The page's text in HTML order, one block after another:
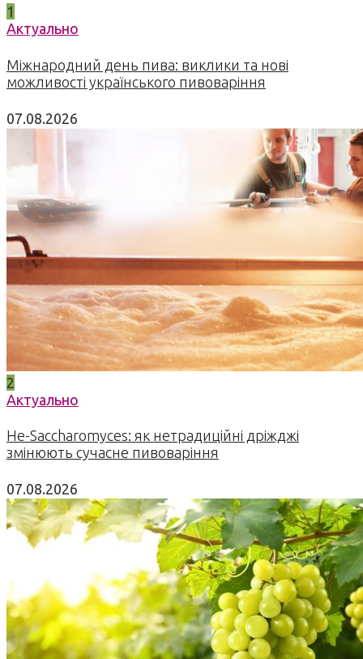
1
Актуально
Міжнародний день пива: виклики та нові
можливості українського пивоваріння
07.08.2026
2
Актуально
Не-Saccharomyces: як нетрадиційні дріжджі
змінюють сучасне пивоваріння
07.08.2026